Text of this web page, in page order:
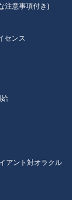
注意事項付き)
センス
アント対オラクル